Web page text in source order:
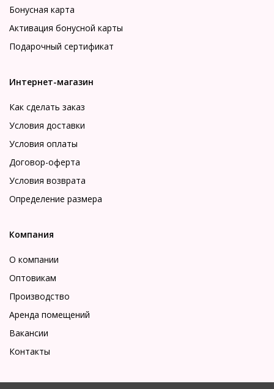
Бонусная карта
Активация бонусной карты
Подарочный сертификат
Интернет-магазин
Как сделать заказ
Условия доставки
Условия оплаты
Договор-оферта
Условия возврата
Определение размера
Компания
О компании
Оптовикам
Производство
Аренда помещений
Вакансии
Контакты